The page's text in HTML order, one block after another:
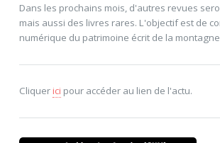
Dans les prochains mois, d'autres revues
mais aussi des livres rares. L'objectif est de
numérique du patrimoine écrit de la
Cliquerici pour accéder au lien de l'actu.